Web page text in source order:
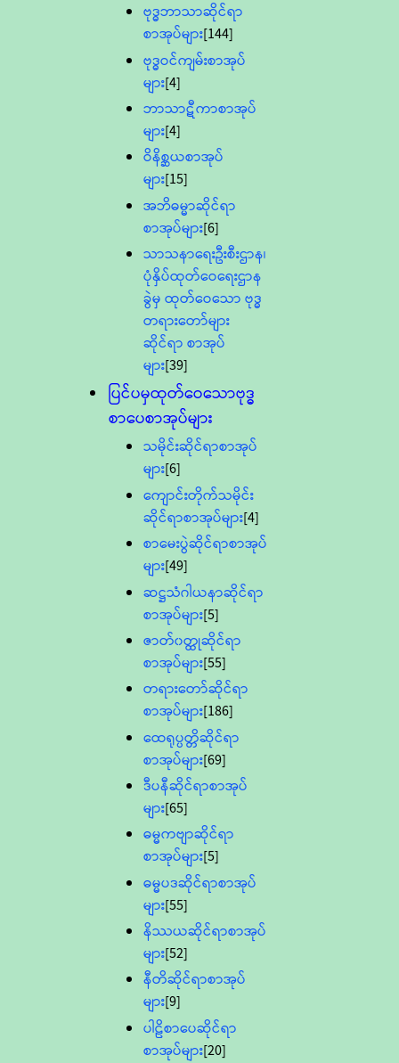
ဗုဒ္ဓဘာသာဆိုင်ရာ
စာအုပ်များ[144]
ဗုဒ္ဓဝင်ကျမ်းစာအုပ်
များ[4]
ဘာသာဋီကာစာအုပ်
များ[4]
ဝိနိစ္ဆယစာအုပ်
များ[15]
အဘိဓမ္မာဆိုင်ရာ
စာအုပ်များ[6]
သာသနာရေးဦးစီးဌာန၊
ပုံနှိပ်ထုတ်ဝေရေးဌာန
ခွဲမှ ထုတ်ဝေသော ဗုဒ္ဓ
တရားတော်များ
ဆိုင်ရာ စာအုပ်
များ[39]
ပြင်ပမှထုတ်ဝေသောဗုဒ္ဓ
စာပေစာအုပ်များ
သမိုင်းဆိုင်ရာစာအုပ်
များ[6]
ကျောင်းတိုက်သမိုင်း
ဆိုင်ရာစာအုပ်များ[4]
စာမေးပွဲဆိုင်ရာစာအုပ်
များ[49]
ဆဋ္ဌသံဂါယနာဆိုင်ရာ
စာအုပ်များ[5]
ဇာတ်၀တ္ထုဆိုင်ရာ
စာအုပ်များ[55]
တရားတော်ဆိုင်ရာ
စာအုပ်များ[186]
ထေရုပ္ပတ္တိဆိုင်ရာ
စာအုပ်များ[69]
ဒီပနီဆိုင်ရာစာအုပ်
များ[65]
ဓမ္မကဗျာဆိုင်ရာ
စာအုပ်များ[5]
ဓမ္မပဒဆိုင်ရာစာအုပ်
များ[55]
နိဿယဆိုင်ရာစာအုပ်
များ[52]
နီတိဆိုင်ရာစာအုပ်
များ[9]
ပါဠိစာပေဆိုင်ရာ
စာအုပ်များ[20]